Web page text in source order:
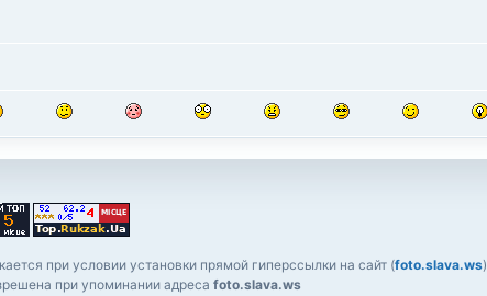
при условии установки прямой гиперссылки на сайт (foto.slava.ws)
при упоминании адреса foto.slava.ws